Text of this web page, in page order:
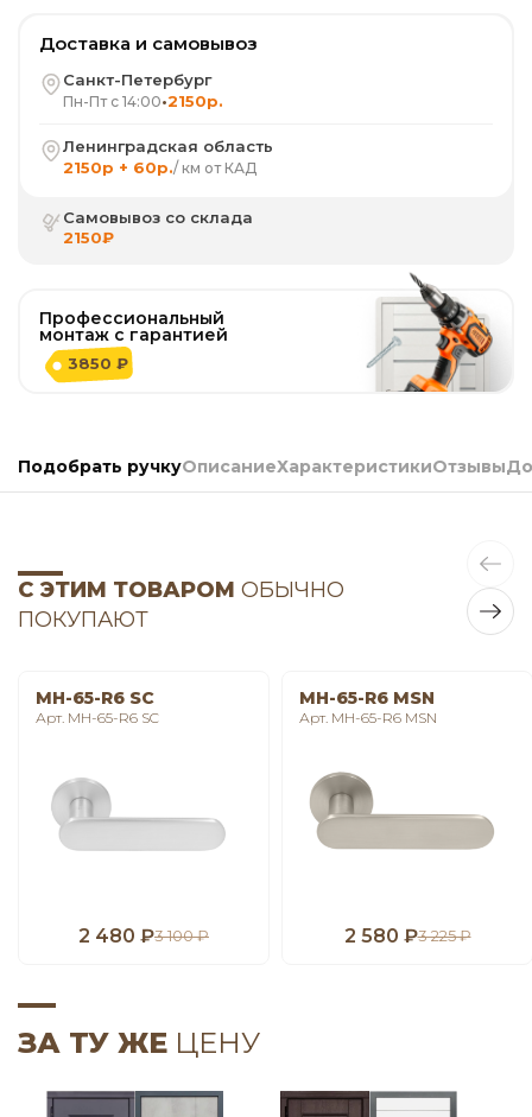
Доставка и самовывоз
Санкт-Петербург
Пн-Пт с 14:00•2150р.
Ленинградская область
2150р + 60р./ км от КАД
Самовывоз со склада
2150₽
Профессиональный
монтаж с гарантией
3850 ₽
Подобрать ручкуОписаниеХарактеристикиОтзывы
С ЭТИМ ТОВАРОМ ОБЫЧНО
ПОКУПАЮТ
MH-65-R6 SC
Арт. MH-65-R6 SC
2 480 ₽3 100 ₽
MH-65-R6 MSN
Арт. MH-65-R6 MSN
2 580 ₽3 225 ₽
ЗА ТУ ЖЕ ЦЕНУ